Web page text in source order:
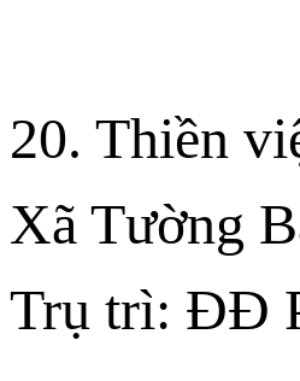
20. Thiền
Xã Tường
Trụ trì: ĐĐ